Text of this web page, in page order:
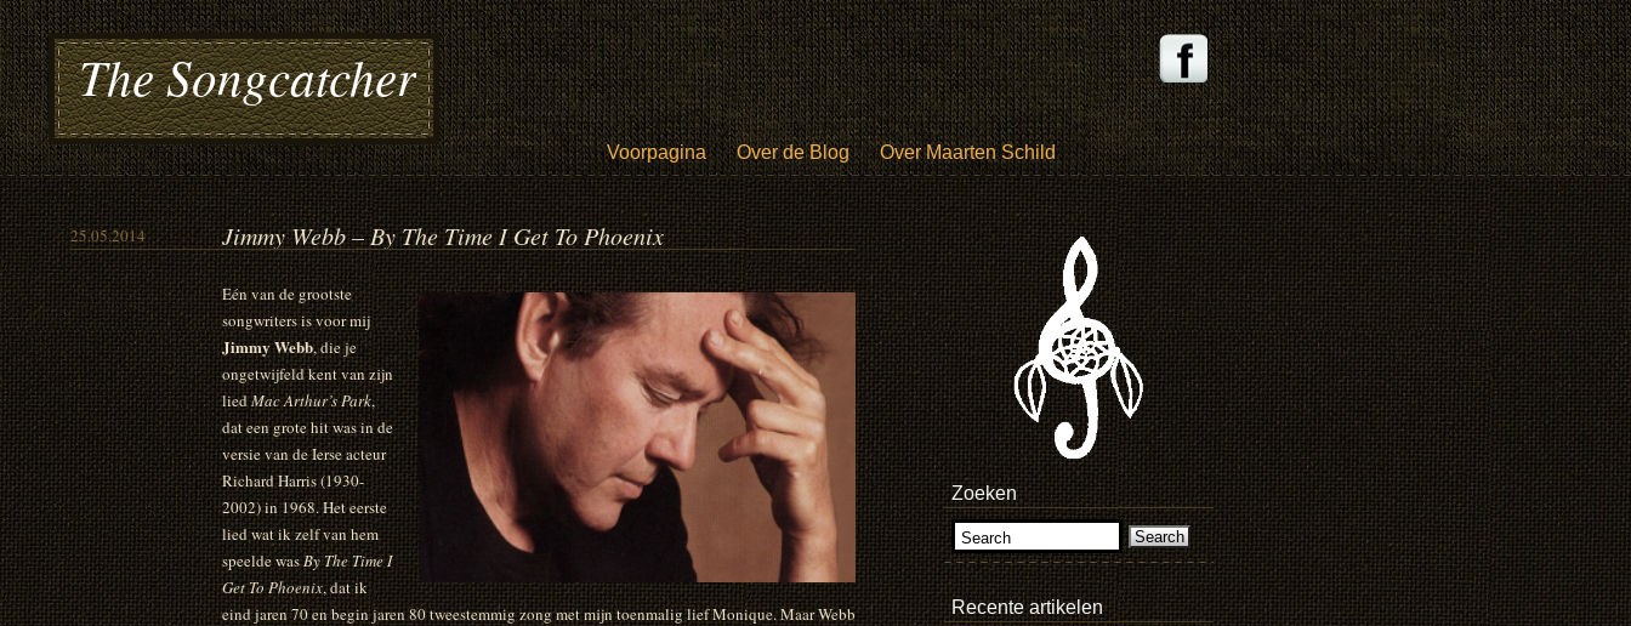
The Songcatcher
Voorpagina Over de Blog Over Maarten Schild
25.05.2014 Jimmy Webb – By The Time I Get To Phoenix
Eén van de grootste
songwriters is voor mij
Jimmy Webb, die je
ongetwijfeld kent van zijn
liedMac Arthur’s Park,
dat een grote hit was in de
versie van de Ierse acteur
Richard Harris (1930-
2002) in 1968. Het eerste
lied wat ik zelf van hem
speelde wasBy The Time I
Get To Phoenix, dat ik
eind jaren 70 en begin jaren 80 tweestemmig zong met mijn toenmalig lief Monique. Maar Webb
Zoeken
Recente artikelen